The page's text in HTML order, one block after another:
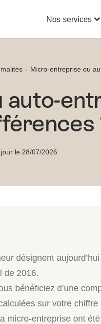
Nos services
Micro-entreprise ou
le 28/07/2026
désignent
de 2016.
bénéficiez d’une
sur votre chiffre
micro-entreprise ont